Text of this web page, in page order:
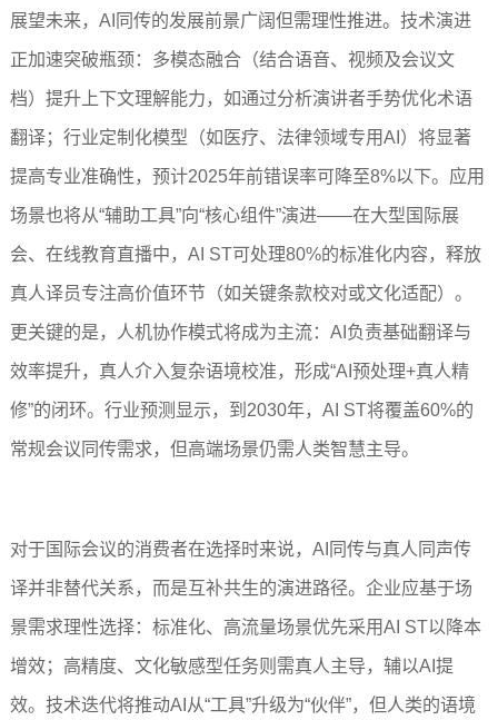
展望未来，AI同传的发展前景广阔但需理性推进。技术演进
正加速突破瓶颈：多模态融合（结合语音、视频及会议文
档）提升上下文理解能力，如通过分析演讲者手势优化术语
翻译；行业定制化模型（如医疗、法律领域专用AI）将显著
提高专业准确性，预计2025年前错误率可降至8%以下。应用
场景也将从“辅助工具”向“核心组件”演进——在大型国际展
会、在线教育直播中，AI ST可处理80%的标准化内容，释放
真人译员专注高价值环节（如关键条款校对或文化适配）。
更关键的是，人机协作模式将成为主流：AI负责基础翻译与
效率提升，真人介入复杂语境校准，形成“AI预处理+真人精
修”的闭环。行业预测显示，到2030年，AI ST将覆盖60%的
常规会议同传需求，但高端场景仍需人类智慧主导。
对于国际会议的消费者在选择时来说，AI同传与真人同声传
译并非替代关系，而是互补共生的演进路径。企业应基于场
景需求理性选择：标准化、高流量场景优先采用AI ST以降本
增效；高精度、文化敏感型任务则需真人主导，辅以AI提
效。技术迭代将推动AI从“工具”升级为“伙伴”，但人类的语境